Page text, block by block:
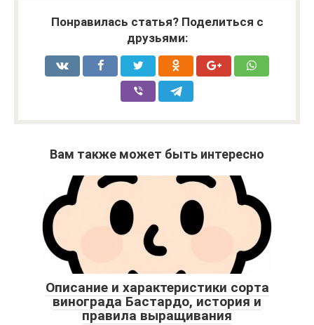
Понравилась статья? Поделиться с
друзьями:
Вам также может быть интересно
Описание и характеристики сорта
винограда Бастардо, история и
правила выращивания